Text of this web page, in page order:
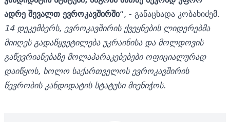
ადრე შევალთ ევროკავშირში“, - განაცხადა კობახიძემ.
14დეკემბერს, ევროკავშირისქვეყნების ლიდერებმა
მიიღესგადაწყვეტილებაუკრაინისა და მოლდოვის
გაწევრიანებაზე მოლაპარაკებებები ოფიციალურად
დაიწყოს, ხოლო საქართველოსევროკავშირის
წევრობისკანდიდატის სტატუსი მიენიჭოს.